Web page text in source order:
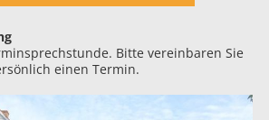
Bitte vereinbaren Sie
einen Termin.